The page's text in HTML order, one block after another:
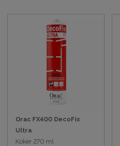
Orac FX400 DecoFix
Ultra
Koker 270 ml